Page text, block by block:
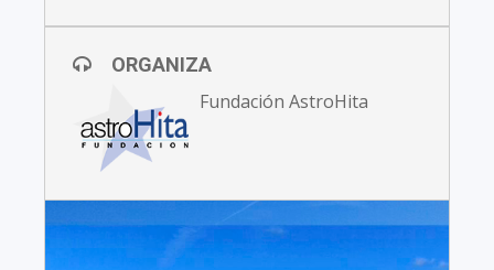
ORGANIZA
Fundación AstroHita